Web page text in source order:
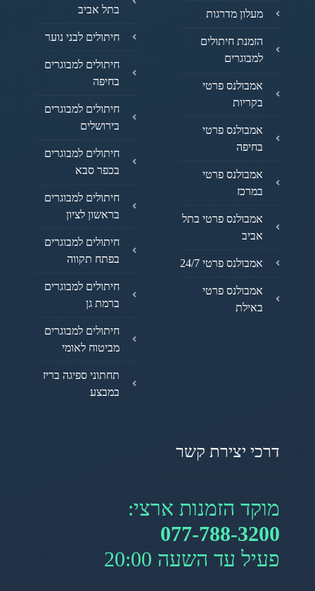
מעלון מדרגות
הזמנת חיתולים
למבוגרים
אמבולנס פרטי
בקריות
אמבולנס פרטי
בחיפה
אמבולנס פרטי
במרכז
אמבולנס פרטי בתל
אביב
אמבולנס פרטי 24/7
אמבולנס פרטי
באילת
בתל אביב
חיתולים לבני נוער
חיתולים למבוגרים
בחיפה
חיתולים למבוגרים
בירושלים
חיתולים למבוגרים
בכפר סבא
חיתולים למבוגרים
בראשון לציון
חיתולים למבוגרים
בפתח תקווה
חיתולים למבוגרים
ברמת גן
חיתולים למבוגרים
מביטוח לאומי
תחתוני ספיגה בריז
במבצע
דרכי יצירת קשר
מוקד הזמנות ארצי:
077-788-3200
פעיל עד השעה 20:00